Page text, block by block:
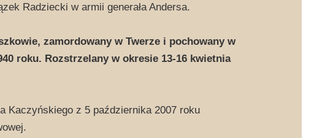
Radziecki w armii generała Andersa.
zamordowany w Twerze i pochowany w
roku. Rozstrzelany w okresie 13-16 kwietnia
Kaczyńskiego z 5 października 2007 roku